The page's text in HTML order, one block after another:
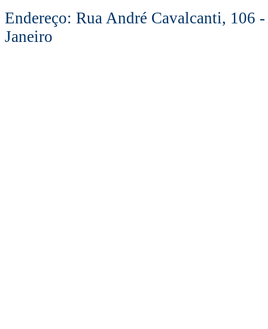
Endereço: Rua André Cavalcanti, 106
Janeiro